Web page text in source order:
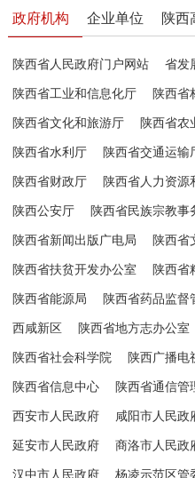
政府机构 企业单位 陕西
陕西省人民政府门户网站 省发
陕西省工业和信息化厅 陕西省
陕西省文化和旅游厅 陕西省农
陕西省水利厅 陕西省交通运输
陕西省财政厅 陕西省人力资源
陕西公安厅 陕西省民族宗教事
陕西省新闻出版广电局 陕西省
陕西省扶贫开发办公室 陕西省
陕西省能源局 陕西省药品监督
西咸新区 陕西省地方志办公室
陕西省社会科学院 陕西广播电
陕西省信息中心 陕西省通信管
西安市人民政府 咸阳市人民政
延安市人民政府 商洛市人民政
汉中市人民政府 杨凌示范区管